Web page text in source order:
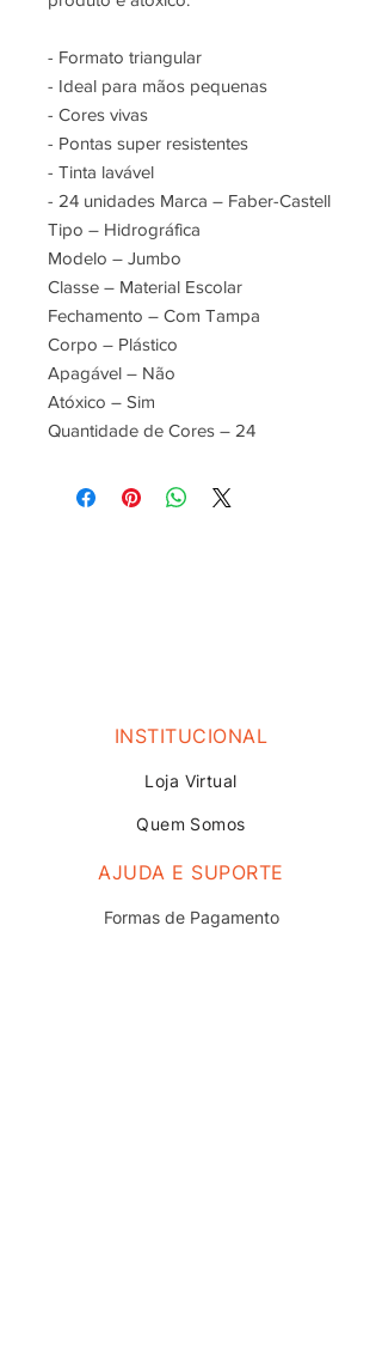
- Formato triangular
- Ideal para mãos pequenas
- Cores vivas
- Pontas super resistentes
- Tinta lavável
- 24 unidades Marca – Faber-Castell
Tipo – Hidrográfica
Modelo – Jumbo
Classe – Material Escolar
Fechamento – Com Tampa
Corpo – Plástico
Apagável – Não
Atóxico – Sim
Quantidade de Cores – 24
INSTITUCIONAL
Loja Virtual
Quem Somos
AJUDA E SUPORTE
Formas de Pagamento